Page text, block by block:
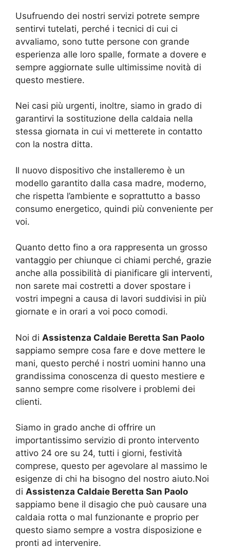
Usufruendo dei nostri servizi potrete sempre
sentirvi tutelati, perché i tecnici di cui ci
avvaliamo, sono tutte persone con grande
esperienza alle loro spalle, formate a dovere e
sempre aggiornate sulle ultimissime novità di
questo mestiere.
Nei casi più urgenti, inoltre, siamo in grado di
garantirvi la sostituzione della caldaia nella
stessa giornata in cui vi metterete in contatto
con la nostra ditta.
Il nuovo dispositivo che installeremo è un
modello garantito dalla casa madre, moderno,
che rispetta l’ambiente e soprattutto a basso
consumo energetico, quindi più conveniente per
voi.
Quanto detto fino a ora rappresenta un grosso
vantaggio per chiunque ci chiami perché, grazie
anche alla possibilità di pianificare gli interventi,
non sarete mai costretti a dover spostare i
vostri impegni a causa di lavori suddivisi in più
giornate e in orari a voi poco comodi.
Noi di Assistenza Caldaie Beretta San Paolo
sappiamo sempre cosa fare e dove mettere le
mani, questo perché i nostri uomini hanno una
grandissima conoscenza di questo mestiere e
sanno sempre come risolvere i problemi dei
clienti.
Siamo in grado anche di offrire un
importantissimo servizio di pronto intervento
attivo 24 ore su 24, tutti i giorni, festività
comprese, questo per agevolare al massimo le
esigenze di chi ha bisogno del nostro aiuto.Noi
di Assistenza Caldaie Beretta San Paolo
sappiamo bene il disagio che può causare una
caldaia rotta o mal funzionante e proprio per
questo siamo sempre a vostra disposizione e
pronti ad intervenire.